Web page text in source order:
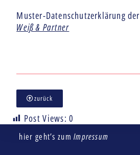
Muster-Datenschutzerklärung der
Weiß & Partner
zurück
Post Views: 0
hier geht’s zumImpressum